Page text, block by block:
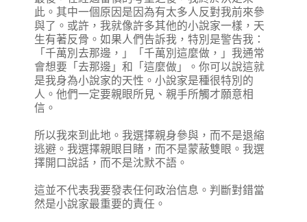
此。其中一個原因是因為有太多人反對我前來參
與了。或許，我就像許多其他的小說家一樣，天
生有著反骨。如果人們告訴我，特別是警告我：
「千萬別去那邊，」「千萬別這麼做，」我通常
會想要「去那邊」和「這麼做」。你可以說這就
是我身為小說家的天性。小說家是種很特別的
人。他們一定要親眼所見、親手所觸才願意相
信。
所以我來到此地。我選擇親身參與，而不是退縮
逃避。我選擇親眼目睹，而不是蒙蔽雙眼。我選
擇開口說話，而不是沈默不語。
這並不代表我要發表任何政治信息。判斷對錯當
然是小說家最重要的責任。